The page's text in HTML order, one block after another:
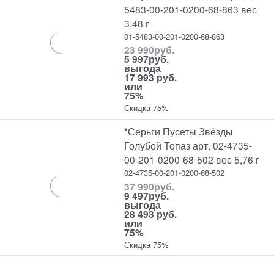
5483-00-201-0200-68-863 вес
3,48 г
01-5483-00-201-0200-68-863
23 990руб.
5 997руб.
выгода
17 993 руб.
или
75%
Скидка 75%
*Серьги Пусеты Звёзды
Голубой Топаз арт. 02-4735-
00-201-0200-68-502 вес 5,76 г
02-4735-00-201-0200-68-502
37 990руб.
9 497руб.
выгода
28 493 руб.
или
75%
Скидка 75%